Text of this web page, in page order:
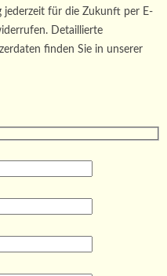
jederzeit für die Zukunft per E-
Detaillierte
finden Sie in unserer